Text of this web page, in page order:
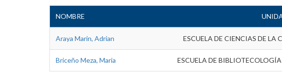
NOMBRE
Araya Marin, Adrian ESCUELA DE CIENCIAS DE
Briceño Meza, Maria ESCUELA DE